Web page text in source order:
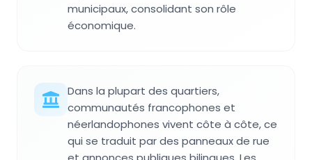
municipaux, consolidant son rôle
économique.
Dans la plupart des quartiers,
communautés francophones et
néerlandophones vivent côte à côte, ce
qui se traduit par des panneaux de rue